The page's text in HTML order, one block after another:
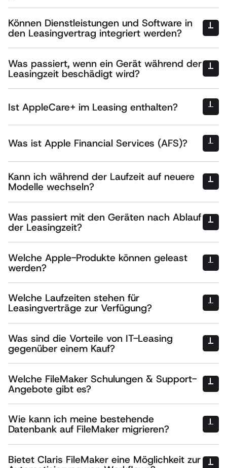
box”
Können Dienstleistungen und Software in
den Leasingvertrag integriert werden?
Garantieverlängerungen und Support-Services
Was passiert, wenn ein Gerät während der
Leasingzeit beschädigt wird?
Ist AppleCare+ im Leasing enthalten?
Erweiterter Hardware-Garantie
Technischem Apple-Support rund um die Uhr
Was ist Apple Financial Services (AFS)?
Kann ich während der Laufzeit auf neuere
Modelle wechseln?
Was passiert mit den Geräten nach Ablauf
der Leasingzeit?
Rückgabe der Geräte
Kauf der Geräte zum Marktwert
Verlängerung des Leasingvertrags
Austausch gegen neuere Modelle
Welche Apple-Produkte können geleast
werden?
iPhone & iPad (inkl. Pro-Modelle)
Apple Zubehör & Peripheriegeräte
AppleCare+ und Garantieverlängerungen
Welche Laufzeiten stehen für
Leasingverträge zur Verfügung?
Was sind die Vorteile von IT-Leasing
gegenüber einem Kauf?
planbare Kosten
Welche FileMaker Schulungen & Support-
Angebote gibt es?
Individuelle Lösungen & Consulting
FileMaker Skript- und Automatisierungstechniken
Wie kann ich meine bestehende
Datenbank auf FileMaker migrieren?
SQL-Datenbanken (MySQL, PostgreSQL, Microsoft SQL Server)
Bietet Claris FileMaker eine Möglichkeit zur